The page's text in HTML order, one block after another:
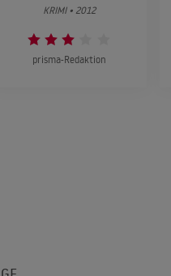
KRIMI • 2012
prisma-Redaktion